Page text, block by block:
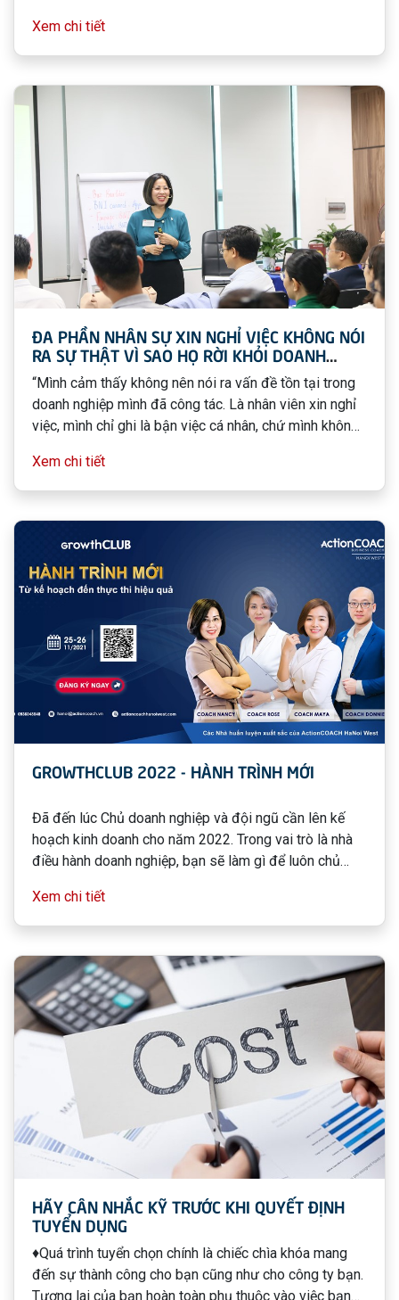
máy vận hành.”, Chị TH, Tổng giám đốc của một công
ty chia sẻ.
Xem chi tiết
ĐA PHẦN NHÂN SỰ XIN NGHỈ VIỆC KHÔNG NÓI
RA SỰ THẬT VÌ SAO HỌ RỜI KHỎI DOANH
NGHIỆP
“Mình cảm thấy không nên nói ra vấn đề tồn tại trong
doanh nghiệp mình đã công tác. Là nhân viên xin nghỉ
việc, mình chỉ ghi là bận việc cá nhân, chứ mình không
nhạy cảm và không giải quyết được!”, Chị T. M chia sẻ.
Xem chi tiết
GROWTHCLUB 2022 - HÀNH TRÌNH MỚI
Đã đến lúc Chủ doanh nghiệp và đội ngũ cần lên kế
hoạch kinh doanh cho năm 2022. Trong vai trò là nhà
điều hành doanh nghiệp, bạn sẽ làm gì để luôn chủ
gian ngắn được tính bằng ngày một ngày hai. Đồng
thời, thực thi những chiến lược dài hạn tính bằng tháng,
nghiệp bền vững?
Xem chi tiết
HÃY CÂN NHẮC KỸ TRƯỚC KHI QUYẾT ĐỊNH
TUYỂN DỤNG
♦️Quá trình tuyển chọn chính là chiếc chìa khóa mang
đến sự thành công cho bạn cũng như cho công ty bạn.
Tương lai của bạn hoàn toàn phụ thuộc vào việc bạn